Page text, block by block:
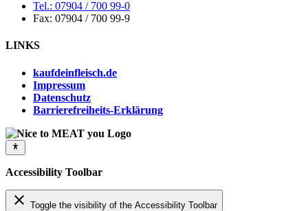
Tel.: 07904 / 700 99-0
Fax: 07904 / 700 99-9
LINKS
kaufdeinfleisch.de
Impressum
Datenschutz
Barrierefreiheits-Erklärung
Accessibility Toolbar
close Toggle the visibility of the Accessibility Toolbar